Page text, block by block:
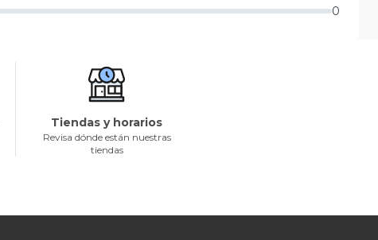
0
Tiendas y horarios
Revisa dónde están nuestras
tiendas